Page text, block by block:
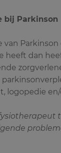
bij Parkinson
van Parkinson
heeft dan
logopedie